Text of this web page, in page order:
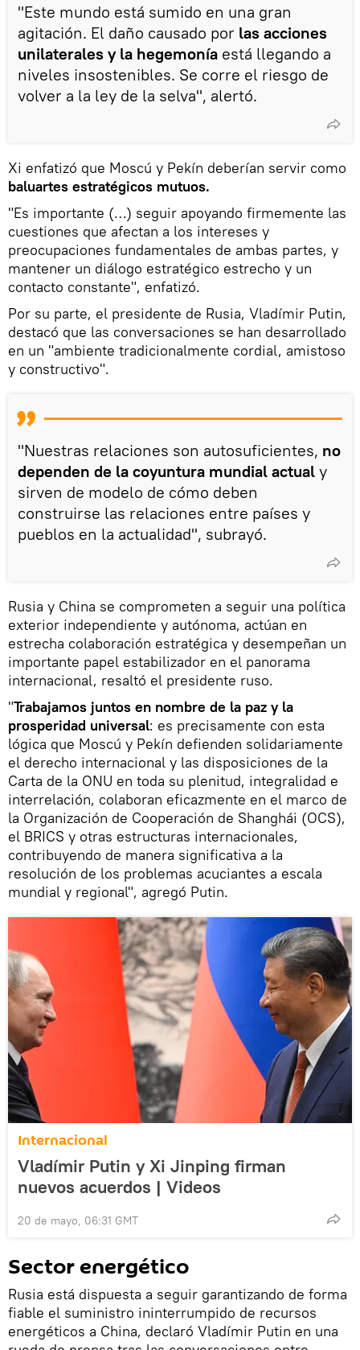
"Este mundo está sumido en una gran
agitación. El daño causado por las acciones
unilaterales y la hegemonía está llegando a
niveles insostenibles. Se corre el riesgo de
volver a la ley de la selva", alertó.
Xi enfatizó que Moscú y Pekín deberían servir como
baluartes estratégicos mutuos.
"Es importante (…) seguir apoyando firmemente las
cuestiones que afectan a los intereses y
preocupaciones fundamentales de ambas partes, y
mantener un diálogo estratégico estrecho y un
contacto constante", enfatizó.
Por su parte, el presidente de Rusia, Vladímir Putin,
destacó que las conversaciones se han desarrollado
en un "ambiente tradicionalmente cordial, amistoso
y constructivo".
"Nuestras relaciones son autosuficientes, no
dependen de la coyuntura mundial actual y
sirven de modelo de cómo deben
construirse las relaciones entre países y
pueblos en la actualidad", subrayó.
Rusia y China se comprometen a seguir una política
exterior independiente y autónoma, actúan en
estrecha colaboración estratégica y desempeñan un
importante papel estabilizador en el panorama
internacional, resaltó el presidente ruso.
"Trabajamos juntos en nombre de la paz y la
prosperidad universal: es precisamente con esta
lógica que Moscú y Pekín defienden solidariamente
el derecho internacional y las disposiciones de la
Carta de la ONU en toda su plenitud, integralidad e
interrelación, colaboran eficazmente en el marco de
la Organización de Cooperación de Shanghái (OCS),
el BRICS y otras estructuras internacionales,
contribuyendo de manera significativa a la
resolución de los problemas acuciantes a escala
mundial y regional", agregó Putin.
Internacional
Vladímir Putin y Xi Jinping firman
nuevos acuerdos | Videos
20 de mayo, 06:31 GMT
Sector energético
Rusia está dispuesta a seguir garantizando de forma
fiable el suministro ininterrumpido de recursos
energéticos a China, declaró Vladímir Putin en una